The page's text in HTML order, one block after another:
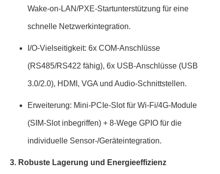
Wake-on-LAN/PXE-Startunterstützung für eine
schnelle Netzwerkintegration.
I/O-Vielseitigkeit: 6x COM-Anschlüsse
(RS485/RS422 fähig), 6x USB-Anschlüsse (USB
3.0/2.0), HDMI, VGA und Audio-Schnittstellen.
Erweiterung: Mini-PCIe-Slot für Wi-Fi/4G-Module
(SIM-Slot inbegriffen) + 8-Wege GPIO für die
individuelle Sensor-/Geräteintegration.
3. Robuste Lagerung und Energieeffizienz